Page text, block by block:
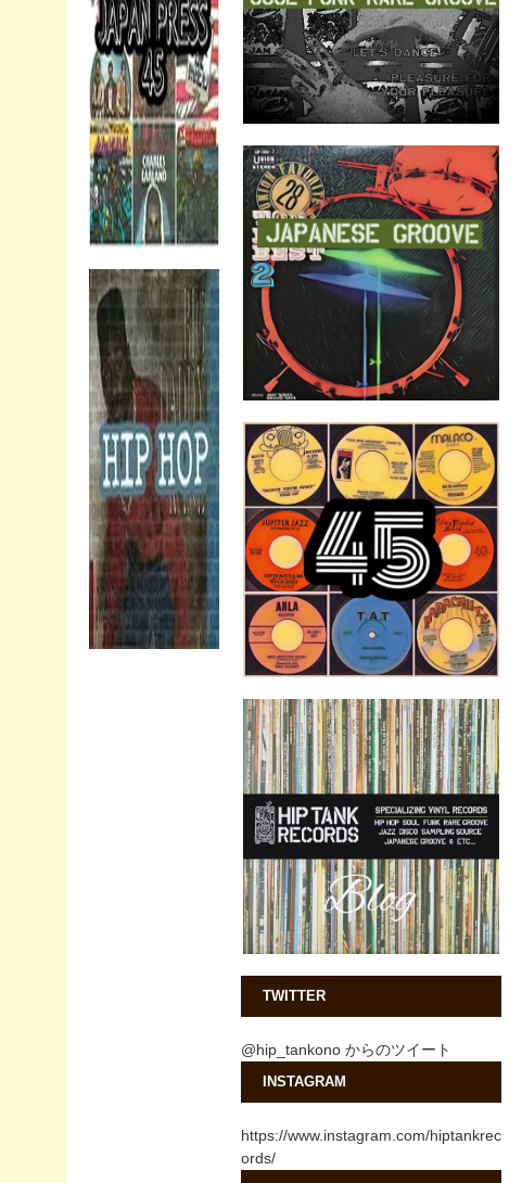
TWITTER
@hip_tankono からのツイート
INSTAGRAM
https://www.instagram.com/hiptankrec
ords/